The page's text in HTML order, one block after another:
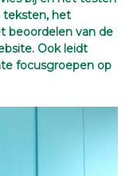
teksten, het
beoordelen van de
Ook leidt
focusgroepen op